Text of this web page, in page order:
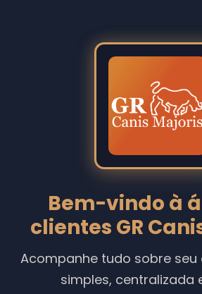
Bem-vindo à
clientes GR
Acompanhe tudo sobre
simples, centralizada